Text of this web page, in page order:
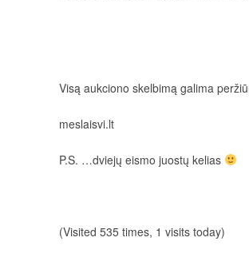
Visą aukciono skelbimą galima
meslaisvi.lt
P.S. …dviejų eismo juostų kelias
(Visited 535 times, 1 visits today)